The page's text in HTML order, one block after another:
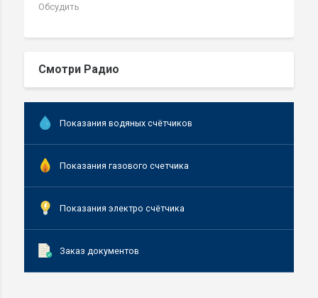
Обсудить
Смотри Радио
Показания водяных счётчиков
Показания газового счетчика
Показания электро счётчика
Заказ документов